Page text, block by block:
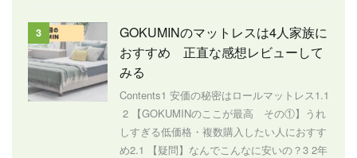
3
GOKUMINのマットレスは4人家族に
おすすめ 正直な感想レビューして
みる
Contents1 安価の秘密はロールマットレス1.1
2 【GOKUMINのここが最高 その①】うれ
しすぎる低価格・複数購入したい人におすす
め2.1 【疑問】なんでこんなに安いの？3 2年